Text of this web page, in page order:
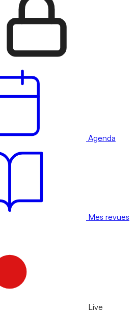
Agenda
Mes revues
Live